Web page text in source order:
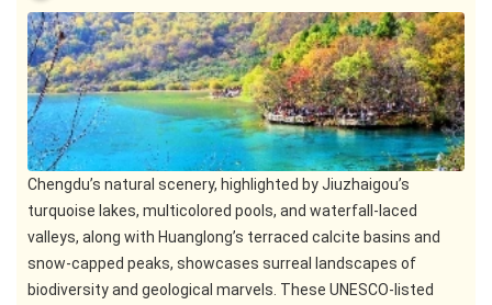
Chengdu’s natural scenery, highlighted by Jiuzhaigou’s
turquoise lakes, multicolored pools, and waterfall-laced
valleys, along with Huanglong’s terraced calcite basins and
snow-capped peaks, showcases surreal landscapes of
biodiversity and geological marvels. These UNESCO-listed